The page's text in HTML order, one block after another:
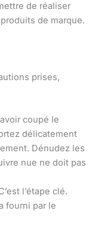
de réaliser
de marque.
prises,
coupé le
délicatement
Dénudez les
nue ne doit pas
l’étape clé.
fourni par le